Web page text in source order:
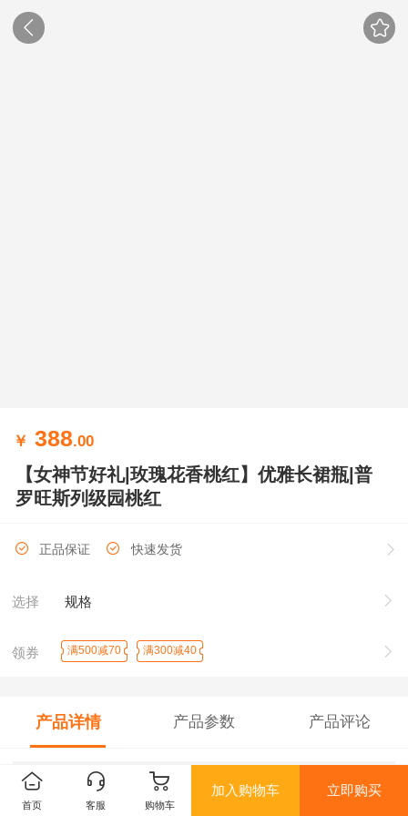
￥ 388.00
【女神节好礼|玫瑰花香桃红】优雅长裙瓶|普
罗旺斯列级园桃红
正品保证 快速发货
选择 规格
领券 满500减70 满300减40
产品详情 产品参数 产品评论
首页 客服 购物车
加入购物车 立即购买